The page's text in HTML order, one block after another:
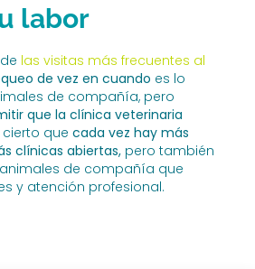
labor
las visitas más frecuentes al
de vez en cuando es lo
de compañía, pero
que la clínica veterinaria
cierto que cada vez hay más
clínicas abiertas,pero también
de compañía que
y atención profesional.